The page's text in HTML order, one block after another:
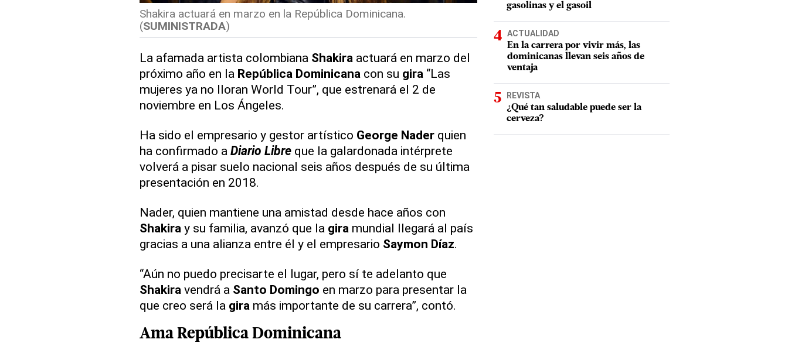
Shakira actuará en marzo en la República Dominicana.
(SUMINISTRADA)
La afamada artista colombiana Shakira actuará en marzo del
próximo año en la República Dominicana con su gira “Las
mujeres ya no lloran World Tour”, que estrenará el 2 de
noviembre en Los Ángeles.
Ha sido el empresario y gestor artístico George Naderquien
ha confirmado a Diario Libreque la galardonada intérprete
volverá a pisar suelo nacional seis años después de su última
presentación en 2018.
Nader, quien mantiene una amistad desde hace años con
Shakira y su familia, avanzó que la gira mundial llegará al país
gracias a una alianza entre él y el empresario Saymon Díaz.
“Aún no puedo precisarte el lugar, pero sí te adelanto que
Shakira vendrá a Santo Domingo en marzo para presentar la
que creo será la gira más importante de su carrera”, contó.
Ama República Dominicana
gasolinas y el gasoil
ACTUALIDAD
En la carrera por vivir más, las
dominicanas llevan seis años de
ventaja
REVISTA
¿Qué tan saludable puede ser la
cerveza?